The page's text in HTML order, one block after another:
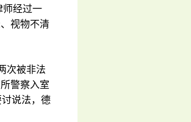
师经过一
视物不清
次被非法
警察入室
说法，德